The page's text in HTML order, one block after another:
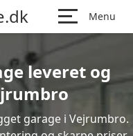
Menu
leveret og
garage i Vejrumbro.